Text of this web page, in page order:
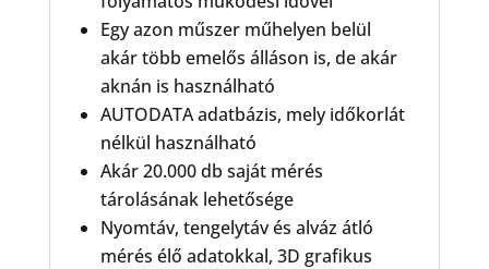
Egy azon műszer műhelyen belül
akár több emelős álláson is, de akár
aknán is használható
AUTODATA adatbázis, mely időkorlát
nélkül használható
Akár 20.000 db saját mérés
tárolásának lehetősége
Nyomtáv, tengelytáv és alváz átló
mérés élő adatokkal, 3D grafikus